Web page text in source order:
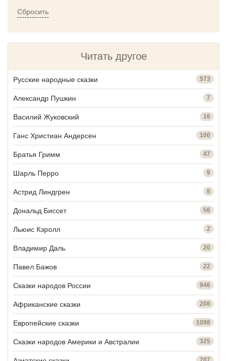
Сбросить
Читать другое
Русские народные сказки 573
Александр Пушкин 7
Василий Жуковский 16
Ганс Христиан Андерсен 100
Братья Гримм 47
Шарль Перро 9
Астрид Линдгрен 8
Дональд Биссет 56
Льюис Кэролл 2
Владимир Даль 20
Павел Бажов 22
Сказки народов России 946
Африканские сказки 208
Европейские сказки 1098
Сказки народов Америки и Австралии 325